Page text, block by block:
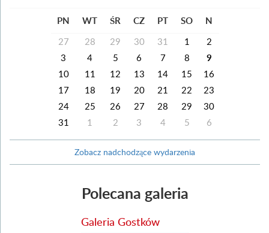
PN WT ŚR CZ PT SO N
27 28 29 30 31 1
2
3
4 5 6 7 8 9
10 11 12 13 14 15
16
17
18 19 20 21 22
23
24
25 26 27 28 29
30
31
1 2 3 4 5 6
Zobacz nadchodzące wydarzenia
Polecana galeria
Galeria Gostków